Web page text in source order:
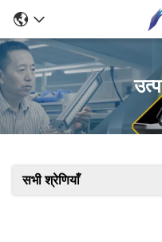
सभी श्रेणियाँ